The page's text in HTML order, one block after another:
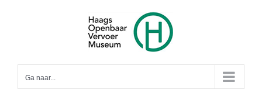
Ga naar...